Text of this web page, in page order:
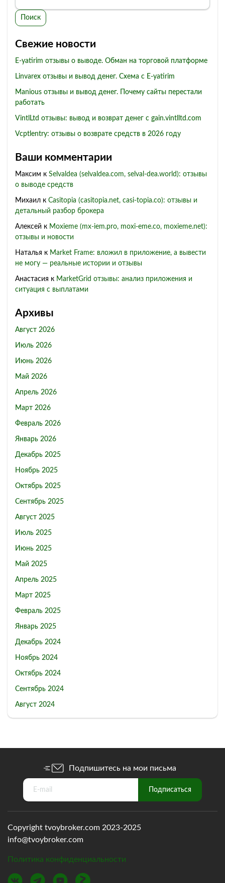
Поиск
Свежие новости
E-yatirim отзывы о выводе. Обман на торговой платформе
Linvarex отзывы и вывод денег. Схема с E-yatirim
Manious отзывы и вывод денег. Почему сайты перестали
работать
VintlLtd отзывы: вывод и возврат денег с gain.vintlltd.com
Vcptlentry: отзывы о возврате средств в 2026 году
Ваши комментарии
Максим к Selvaldea (selvaldea.com, selval-dea.world): отзывы
о выводе средств
Михаил к Casitopia (casitopia.net, casi-topia.co): отзывы и
детальный разбор брокера
Алексей к Moxieme (mx-iem.pro, moxi-eme.co, moxieme.net):
отзывы и новости
Наталья к Market Frame: вложил в приложение, а вывести
не могу — реальные истории и отзывы
Анастасия к MarketGrid отзывы: анализ приложения и
ситуация с выплатами
Архивы
Август 2026
Июль 2026
Июнь 2026
Май 2026
Апрель 2026
Март 2026
Февраль 2026
Январь 2026
Декабрь 2025
Ноябрь 2025
Октябрь 2025
Сентябрь 2025
Август 2025
Июль 2025
Июнь 2025
Май 2025
Апрель 2025
Март 2025
Февраль 2025
Январь 2025
Декабрь 2024
Ноябрь 2024
Октябрь 2024
Сентябрь 2024
Август 2024
Подпишитесь на мои письма
Copyright tvoybroker.com 2023-2025
info@tvoybroker.com
Политика конфиденциальности